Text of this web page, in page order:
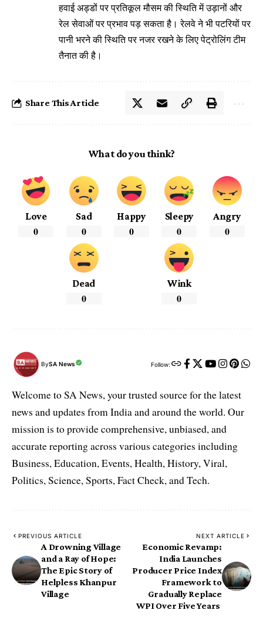
हवाई अड्डों पर प्रतिकूल मौसम की स्थिति में उड़ानों और
रेल सेवाओं पर प्रभाव पड़ सकता है। रेलवे ने भी पटरियों पर
पानी भरने की स्थिति पर नजर रखने के लिए पेट्रोलिंग टीम
तैनात की है।
Share This Article
What do you think?
Love
0
Sad
0
Happy
0
Sleepy
0
Angry
0
Dead
0
Wink
0
BySA News Follow:
Welcome to SA News, your trusted source for the latest
news and updates from India and around the world. Our
mission is to provide comprehensive, unbiased, and
accurate reporting across various categories including
Business, Education, Events, Health, History, Viral,
Politics, Science, Sports, Fact Check, and Tech.
PREVIOUS ARTICLE
A Drowning Village
and a Ray of Hope:
The Epic Story of
Helpless Khanpur
Village
NEXT ARTICLE
​Economic Revamp:
India Launches
Producer Price Index
Framework to
Gradually Replace
WPI Over Five Years